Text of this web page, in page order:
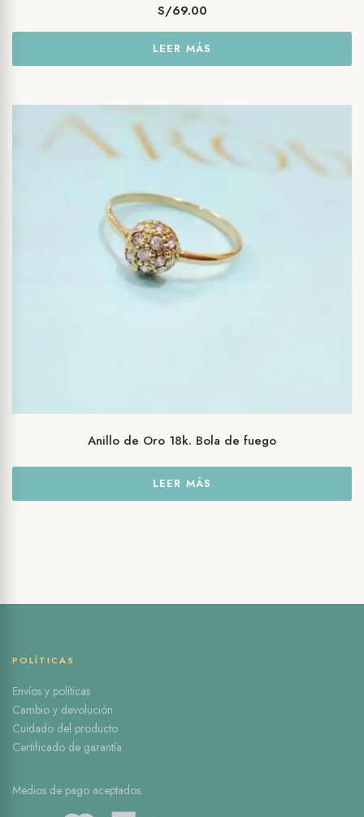
S/69.00
LEER MÁS
Anillo de Oro 18k. Bola de fuego
LEER MÁS
POLÍTICAS
Envíos y políticas
Cambio y devolución
Cuidado del producto
Certificado de garantía
Medios de pago aceptados: